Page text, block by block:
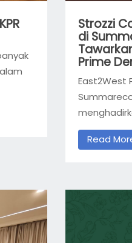
Strozzi
di
Prime
East2West
Read